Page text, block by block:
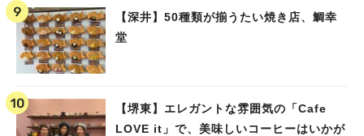
【深井】50種類が揃うたい焼き店、鯛幸
堂
【堺東】エレガントな雰囲気の「Cafe
LOVE it」で、美味しいコーヒーはいかが